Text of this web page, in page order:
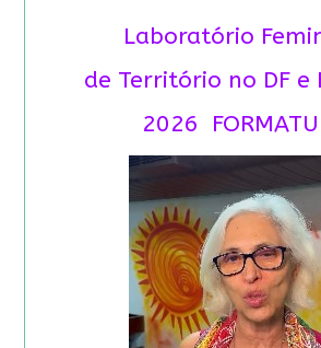
Laboratório
de Território no DF e
2026